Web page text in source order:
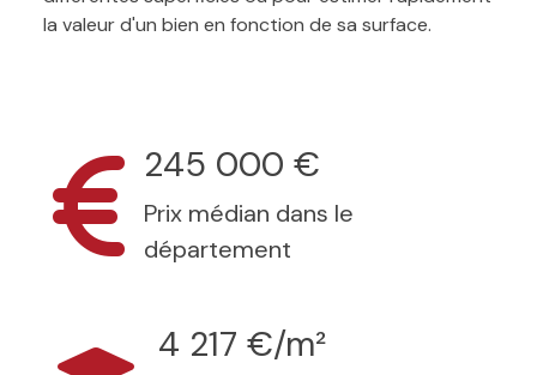
la valeur d'un bien en fonction de sa surface.
245 000 €
Prix médian dans le
département
4 217 €/m²